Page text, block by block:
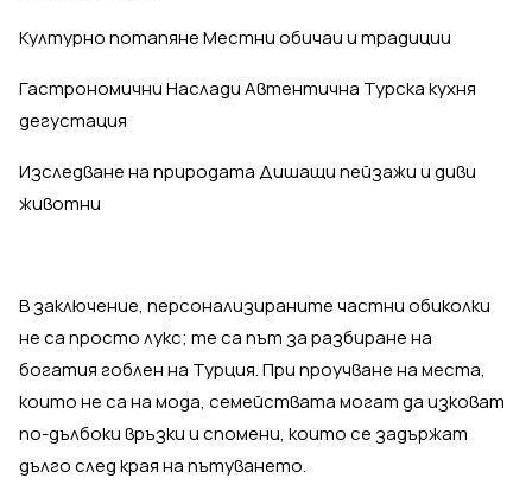
Културно потапяне Местни обичаи и традиции
Гастрономични Наслади Автентична Турска кухня
дегустация
Изследване на природата Дишащи пейзажи и диви
животни
В заключение, персонализираните частни обиколки
не са просто лукс; те са път за разбиране на
богатия гоблен на Турция. При проучване на места,
които не са на мода, семействата могат да изковат
по-дълбоки връзки и спомени, които се задържат
дълго след края на пътуването.